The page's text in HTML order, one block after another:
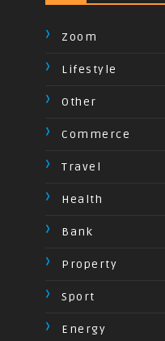
Zoom
Lifestyle
Other
Commerce
Travel
Health
Bank
Property
Sport
Energy